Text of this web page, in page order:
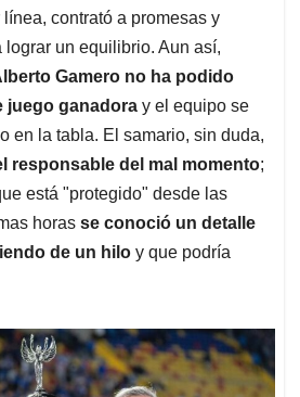
línea, contrató a promesas y
un equilibrio. Aun así,
Gamero no ha podido
juego ganadora y el equipo se
en la tabla. El samario, sin duda,
responsable del mal momento;
está "protegido" desde las
horas se conoció un detalle
de un hilo y que podría